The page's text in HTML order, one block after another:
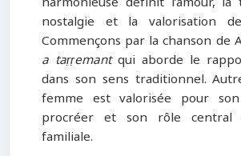
nostalgie et la valorisation
Commençons par la chanson de
a taṛṛemant qui aborde le
dans son sens traditionnel.
femme est valorisée pour
procréer et son rôle central
familiale.